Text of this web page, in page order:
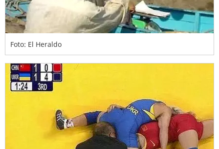
Foto: El Heraldo